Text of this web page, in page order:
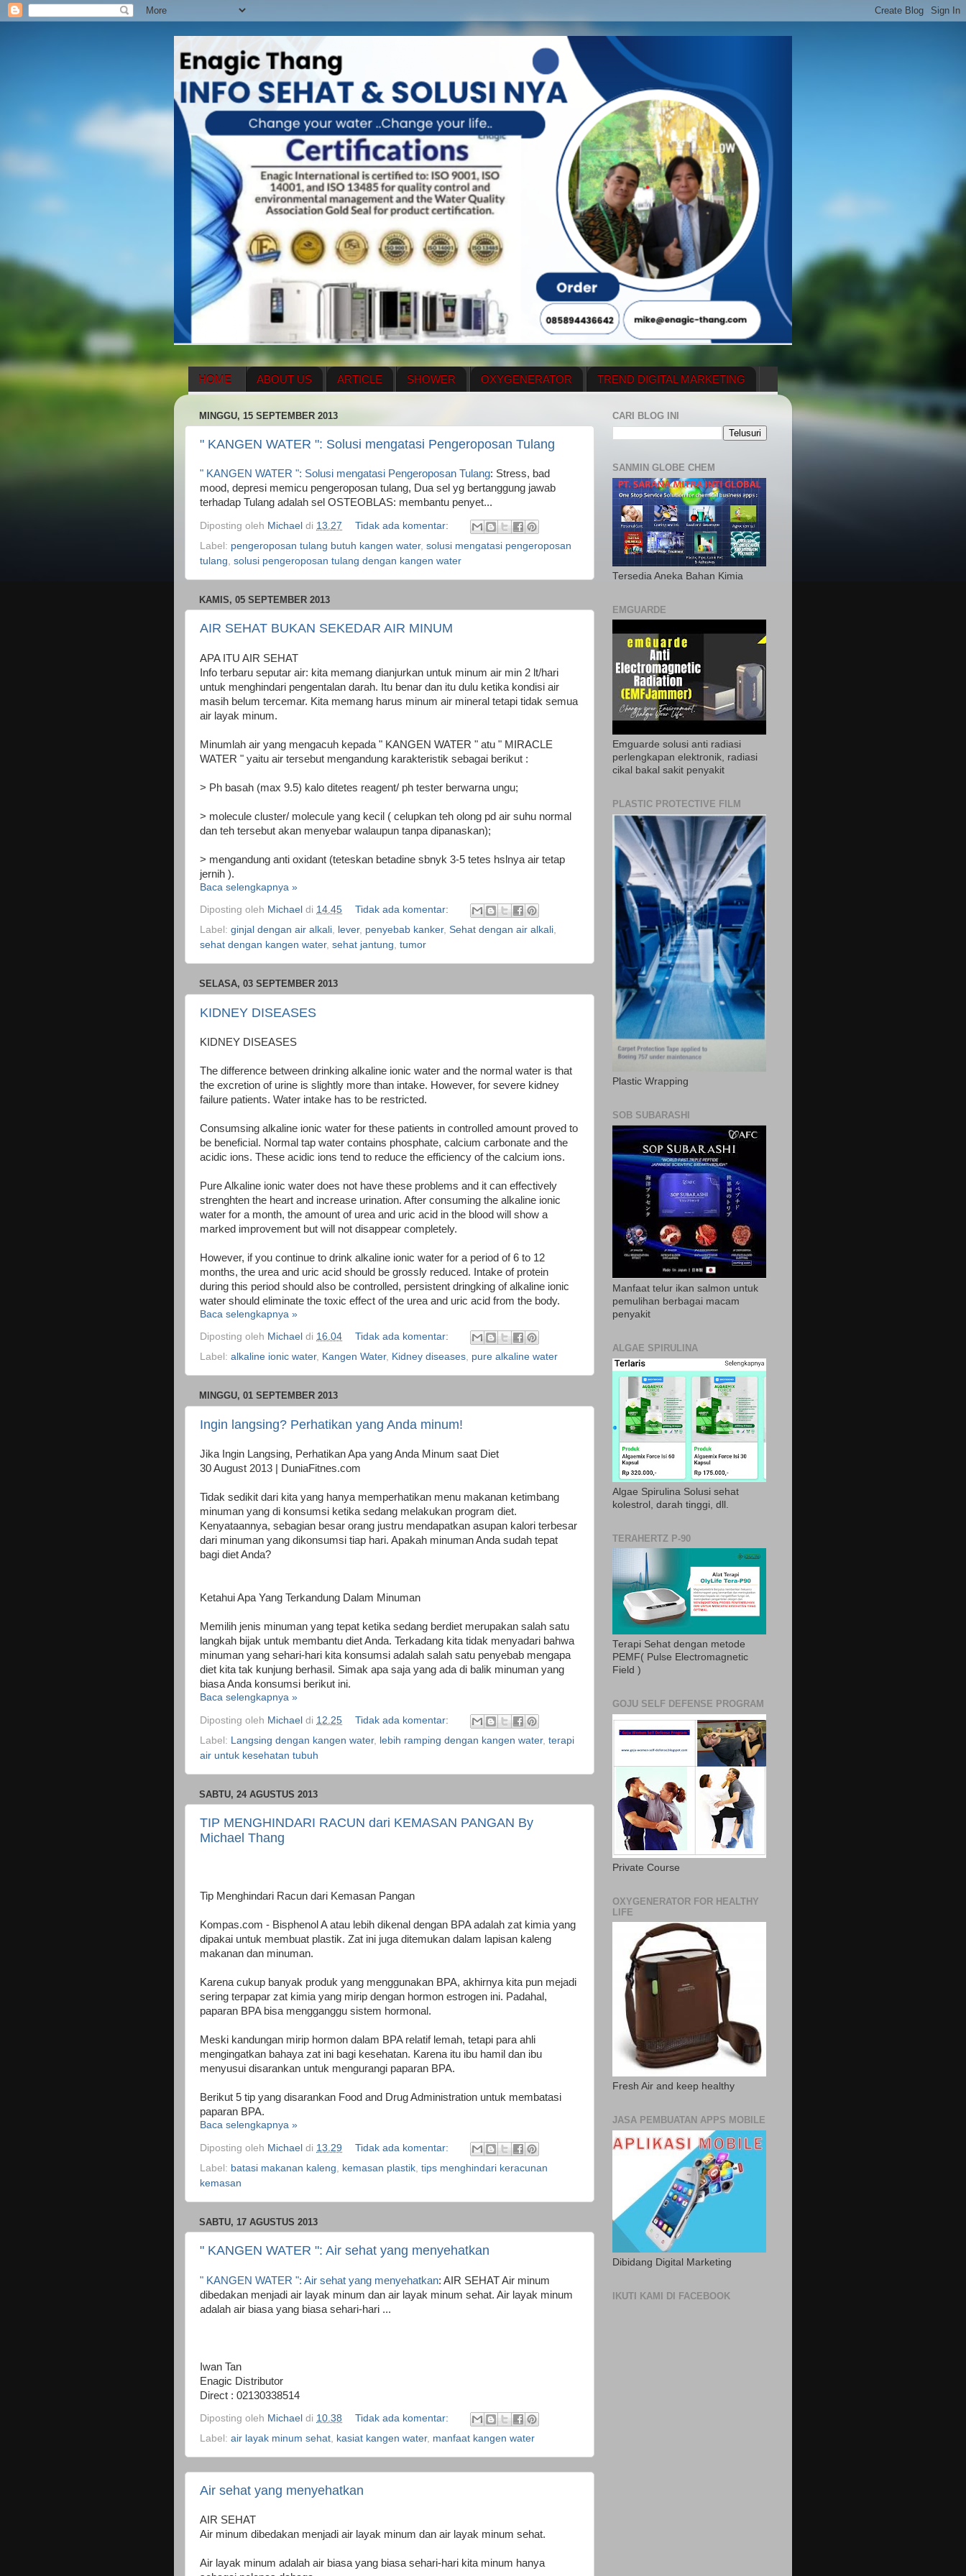
HOME ABOUT US ARTICLE SHOWER OXYGENERATOR TREND DIGITAL MARKETING
ENAGIC COMPENSATION PLAN MENUS
MINGGU, 15 SEPTEMBER 2013
" KANGEN WATER ": Solusi mengatasi Pengeroposan Tulang
" KANGEN WATER ": Solusi mengatasi Pengeroposan Tulang: Stress, bad
mood, depresi memicu pengeroposan tulang, Dua sel yg bertanggung jawab
terhadap Tulang adalah sel OSTEOBLAS: membantu penyet...
Diposting oleh Michael di 13.27
Tidak ada komentar:
Label: pengeroposan tulang butuh kangen water, solusi mengatasi pengeroposan
tulang solusi pengeroposan tulang dengan kangen water
KAMIS, 05 SEPTEMBER 2013
AIR SEHAT BUKAN SEKEDAR AIR MINUM
APA ITU AIR SEHAT
Info terbaru seputar air: kita memang dianjurkan untuk minum air min 2 lt/hari
untuk menghindari pengentalan darah. Itu benar dan itu dulu ketika kondisi air
masih belum tercemar. Kita memang harus minum air mineral tetapi tidak semua
air layak minum.
Minumlah air yang mengacuh kepada " KANGEN WATER " atu " MIRACLE
WATER " yaitu air tersebut mengandung karakteristik sebagai berikut :
> Ph basah (max 9.5) kalo ditetes reagent/ ph tester berwarna ungu;
> molecule cluster/ molecule yang kecil ( celupkan teh olong pd air suhu normal
dan teh tersebut akan menyebar walaupun tanpa dipanaskan);
> mengandung anti oxidant (teteskan betadine sbnyk 3-5 tetes hslnya air tetap
jernih ).
Baca selengkapnya »
Diposting oleh Michael di 14.45
Tidak ada komentar:
Label: ginjal dengan air alkali, lever, penyebab kanker, Sehat dengan air alkali,
sehat dengan kangen water, sehat jantung, tumor
SELASA, 03 SEPTEMBER 2013
KIDNEY DISEASES
KIDNEY DISEASES
The difference between drinking alkaline ionic water and the normal water is that
the excretion of urine is slightly more than intake. However, for severe kidney
failure patients. Water intake has to be restricted.
Consumsing alkaline ionic water for these patients in controlled amount proved to
be beneficial. Normal tap water contains phosphate, calcium carbonate and the
acidic ions. These acidic ions tend to reduce the efficiency of the calcium ions.
Pure Alkaline ionic water does not have these problems and it can effectively
strenghten the heart and increase urination. After consuming the alkaline ionic
water for a month, the amount of urea and uric acid in the blood will show a
marked improvement but will not disappear completely.
However, if you continue to drink alkaline ionic water for a period of 6 to 12
months, the urea and uric acid should be grossly reduced. Intake of protein
during this period should also be controlled, persistent dringking of alkaline ionic
water should eliminate the toxic effect of the urea and uric acid from the body.
Baca selengkapnya »
Diposting oleh Michael di 16.04
Tidak ada komentar:
Label: alkaline ionic water, Kangen Water, Kidney diseases, pure alkaline water
MINGGU, 01 SEPTEMBER 2013
Ingin langsing? Perhatikan yang Anda minum!
Jika Ingin Langsing, Perhatikan Apa yang Anda Minum saat Diet
30 August 2013 | DuniaFitnes.com
Tidak sedikit dari kita yang hanya memperhatikan menu makanan ketimbang
minuman yang di konsumsi ketika sedang melakukan program diet.
Kenyataannya, sebagian besar orang justru mendapatkan asupan kalori terbesar
dari minuman yang dikonsumsi tiap hari. Apakah minuman Anda sudah tepat
bagi diet Anda?
Ketahui Apa Yang Terkandung Dalam Minuman
Memilih jenis minuman yang tepat ketika sedang berdiet merupakan salah satu
langkah bijak untuk membantu diet Anda. Terkadang kita tidak menyadari bahwa
minuman yang sehari-hari kita konsumsi adalah salah satu penyebab mengapa
diet kita tak kunjung berhasil. Simak apa saja yang ada di balik minuman yang
biasa Anda konsumsi berikut ini.
Baca selengkapnya »
Diposting oleh Michael di 12.25
Tidak ada komentar:
Label: Langsing dengan kangen water, lebih ramping dengan kangen water, terapi
air untuk kesehatan tubuh
SABTU, 24 AGUSTUS 2013
TIP MENGHINDARI RACUN dari KEMASAN PANGAN By
Michael Thang
Tip Menghindari Racun dari Kemasan Pangan
Kompas.com - Bisphenol A atau lebih dikenal dengan BPA adalah zat kimia yang
dipakai untuk membuat plastik. Zat ini juga ditemukan dalam lapisan kaleng
makanan dan minuman.
Karena cukup banyak produk yang menggunakan BPA, akhirnya kita pun mejadi
sering terpapar zat kimia yang mirip dengan hormon estrogen ini. Padahal,
paparan BPA bisa mengganggu sistem hormonal.
Meski kandungan mirip hormon dalam BPA relatif lemah, tetapi para ahli
mengingatkan bahaya zat ini bagi kesehatan. Karena itu ibu hamil dan ibu
menyusui disarankan untuk mengurangi paparan BPA.
Berikut 5 tip yang disarankan Food and Drug Administration untuk membatasi
paparan BPA.
Baca selengkapnya »
Diposting oleh Michael di 13.29
Tidak ada komentar:
Label: batasi makanan kaleng kemasan plastik tips menghindari keracunan
kemasan
SABTU, 17 AGUSTUS 2013
" KANGEN WATER ": Air sehat yang menyehatkan
" KANGEN WATER ": Air sehat yang menyehatkan: AIR SEHAT Air minum
dibedakan menjadi air layak minum dan air layak minum sehat. Air layak minum
adalah air biasa yang biasa sehari-hari ...
Iwan Tan
Enagic Distributor
Direct : 02130338514
Diposting oleh Michael di 10.38
Tidak ada komentar:
Label: air layak minum sehat, kasiat kangen water, manfaat kangen water
Air sehat yang menyehatkan
AIR SEHAT
Air minum dibedakan menjadi air layak minum dan air layak minum sehat.
Air layak minum adalah air biasa yang biasa sehari-hari kita minum hanya
CARI BLOG INI
SANMIN GLOBE CHEM
Tersedia Aneka Bahan Kimia
EMGUARDE
Emguarde solusi anti radiasi
perlengkapan elektronik, radiasi
cikal bakal sakit penyakit
PLASTIC PROTECTIVE FILM
Plastic Wrapping
SOB SUBARASHI
Manfaat telur ikan salmon untuk
pemulihan berbagai macam
penyakit
ALGAE SPIRULINA
Algae Spirulina Solusi sehat
kolestrol, darah tinggi, dll.
TERAHERTZ P-90
Terapi Sehat dengan metode
PEMF( Pulse Electromagnetic
Field )
GOJU SELF DEFENSE PROGRAM
Private Course
OXYGENERATOR FOR HEALTHY
LIFE
Fresh Air and keep healthy
JASA PEMBUATAN APPS MOBILE
Dibidang Digital Marketing
IKUTI KAMI DI FACEBOOK